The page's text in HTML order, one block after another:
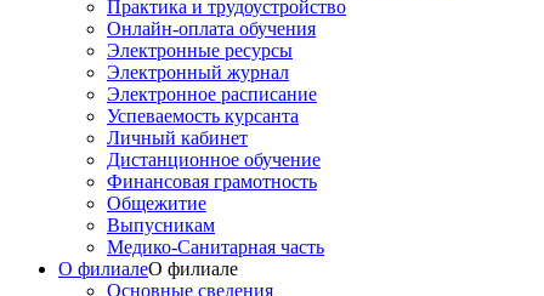
Практика и трудоустройство
Онлайн-оплата обучения
Электронные ресурсы
Электронный журнал
Электронное расписание
Успеваемость курсанта
Личный кабинет
Дистанционное обучение
Финансовая грамотность
Общежитие
Выпусникам
Медико-Санитарная часть
О филиалеО филиале
Основные сведения